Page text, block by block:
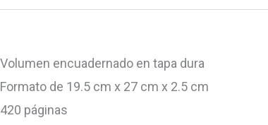
Volumen encuadernado en tapa dura
Formato de 19.5 cm x 27 cm x 2.5 cm
420 páginas